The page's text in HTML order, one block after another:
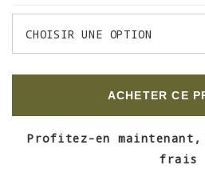
ACHETER CE
Profitez-en maintenant,
frais